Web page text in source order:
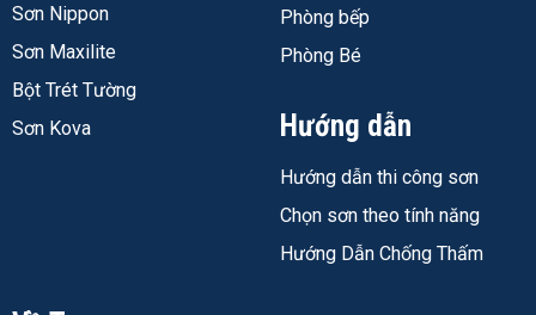
Thời gian có thể đi
lại (20°C)
24 giờ
Thời gian chịu nước
+5°C đến +35°C
Sơn Nippon
Sơn Maxilite
Bột Trét Tường
Sơn Kova
Phòng bếp
Phòng Bé
Hướng dẫn
Hướng dẫn thi công sơn
Chọn sơn theo tính năng
Hướng Dẫn Chống Thấm